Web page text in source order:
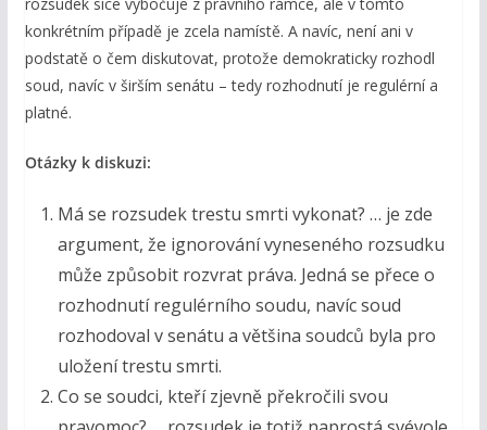
konkrétním případě je zcela namístě. A navíc, není ani v
podstatě o čem diskutovat, protože demokraticky rozhodl
soud, navíc v širším senátu – tedy rozhodnutí je regulérní a
platné.
Otázky k diskuzi:
Má se rozsudek trestu smrti vykonat? … je zde
argument, že ignorování vyneseného rozsudku
může způsobit rozvrat práva. Jedná se přece o
rozhodnutí regulérního soudu, navíc soud
rozhodoval v senátu a většina soudců byla pro
uložení trestu smrti.
Co se soudci, kteří zjevně překročili svou